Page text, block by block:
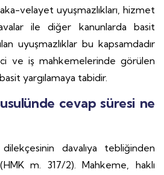
velayet uyuşmazlıkları, hizmet
ile diğer kanunlarda basit
uyuşmazlıklar bu kapsamdadır
ve iş mahkemelerinde görülen
yargılamaya tabidir.
cevap süresi ne
davalıya tebliğinden
m. 317/2). Mahkeme, haklı